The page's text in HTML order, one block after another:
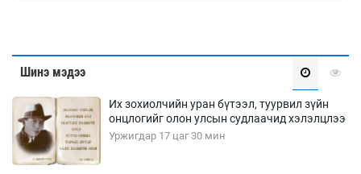
Шинэ мэдээ
Их зохиолчийн уран бүтээл, туурвил зүйн
онцлогийг олон улсын судлаачид хэлэлцлээ
Уржигдар 17 цаг 30 мин